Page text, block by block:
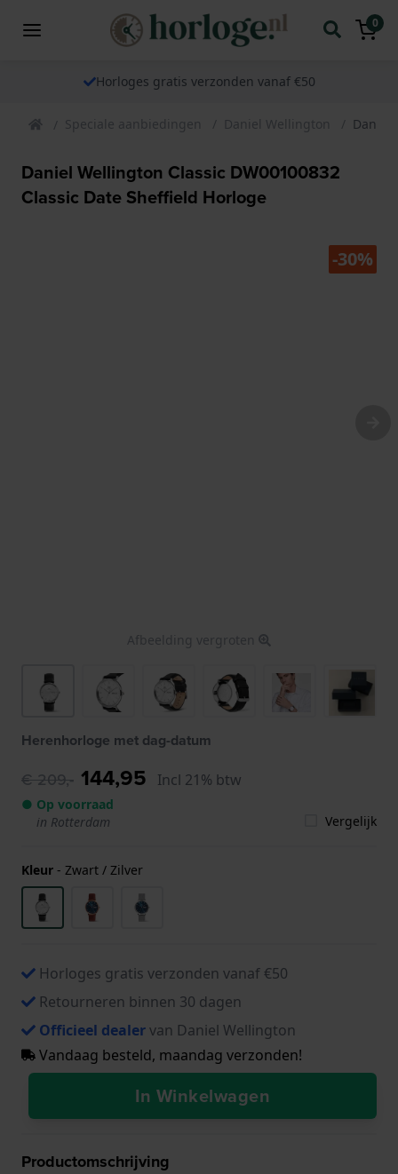
0
Horloges gratis verzonden vanaf €50
Speciale aanbiedingen Daniel Wellington Daniel
Daniel Wellington Classic DW00100832
Classic Date Sheffield Horloge
-30%
Afbeelding vergroten
Herenhorloge met dag-datum
€ 209,- 144,95 Incl 21% btw
● Op voorraad
in Rotterdam
Vergelijk
Kleur - Zwart / Zilver
Horloges gratis verzonden vanaf €50
Retourneren binnen 30 dagen
Officieel dealervan Daniel Wellington
Vandaag besteld, maandag verzonden!
In Winkelwagen
Productomschrijving